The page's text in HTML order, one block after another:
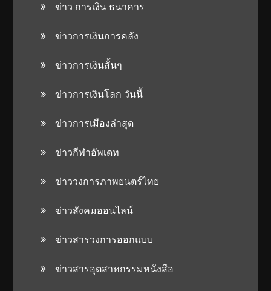
ข่าว การเงิน ธนาคาร
ข่าวการเงินการคลัง
ข่าวการเงินสั้นๆ
ข่าวการเงินโลก วันนี้
ข่าวการเมืองล่าสุด
ข่าวกีฬาอัพเดท
ข่าววงการภาพยนตร์ไทย
ข่าวสังคมออนไลน์
ข่าวสารวงการออกแบบ
ข่าวสารอุตสาหกรรมหนังสือ